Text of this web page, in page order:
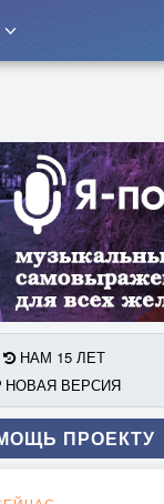
НАМ 15 ЛЕТ
НОВАЯ ВЕРСИЯ
ПРОЕКТУ